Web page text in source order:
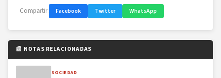
Compartir: Facebook Twitter WhatsApp
📰 NOTAS RELACIONADAS
SOCIEDAD